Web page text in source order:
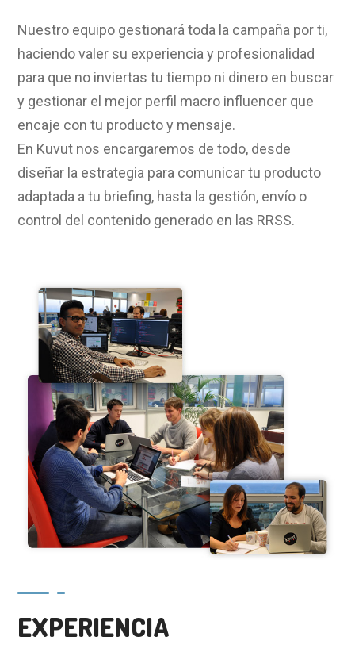
Nuestro equipo gestionará toda la campaña por ti,
haciendo valer su experiencia y profesionalidad
para que no inviertas tu tiempo ni dinero en buscar
y gestionar el mejor perfil macro influencer que
encaje con tu producto y mensaje.
En Kuvut nos encargaremos de todo, desde
diseñar la estrategia para comunicar tu producto
adaptada a tu briefing, hasta la gestión, envío o
control del contenido generado en las RRSS.
EXPERIENCIA